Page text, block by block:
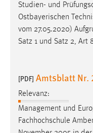
Studien- und
Ostbayerischen
vom 27.05.2020)
Satz 1 und Satz 2, Art
[PDF] Amtsblatt Nr.
Relevanz:
Management und
Fachhochschule